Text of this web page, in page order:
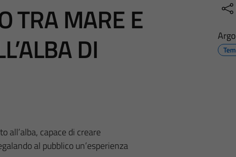
TRA MARE E
DI
all’alba, capace di creare
al pubblico un’esperienza